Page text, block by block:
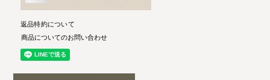
返品特約について
商品についてのお問い合わせ